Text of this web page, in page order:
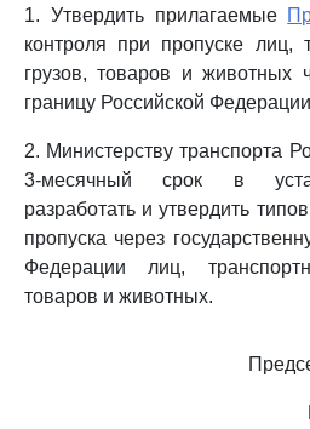
1. Утвердить прилагаемые
контроля при пропуске лиц,
грузов, товаров и животных
границу Российской
2. Министерству транспорта
3-месячный срок в
разработать и утвердить
пропуска через
Федерации лиц,
товаров и животных.